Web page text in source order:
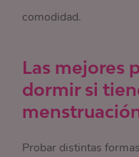
comodidad.
Las mejores
dormir si
Probar distintas